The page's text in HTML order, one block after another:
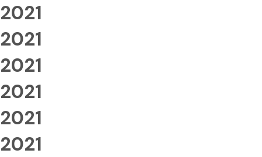
2021
2021
2021
2021
2021
2021